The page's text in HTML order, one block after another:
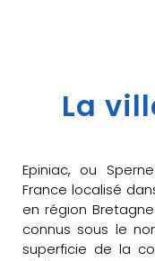
La
Epiniac, ou
France localisé
en région
connus sous le
superficie de la